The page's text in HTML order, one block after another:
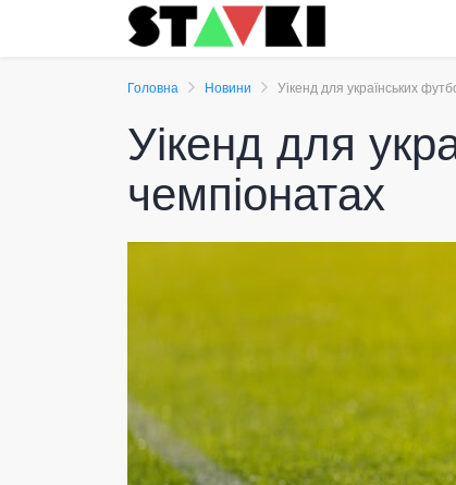
Головна Новини Уікенд для українських
Уікенд для
чемпіонатах